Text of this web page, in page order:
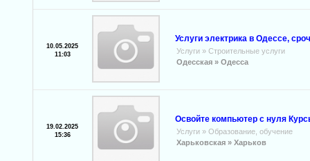
10.05.2025
11:03
Услуги электрика в Одессе,
Услуги » Строительные услуги
Одесская » Одесса
19.02.2025
15:36
Освойте компьютер с нуля
Услуги » Образование, обучение
Харьковская » Харьков